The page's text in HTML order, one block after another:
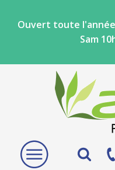
Ouvert toute l'année
Sam